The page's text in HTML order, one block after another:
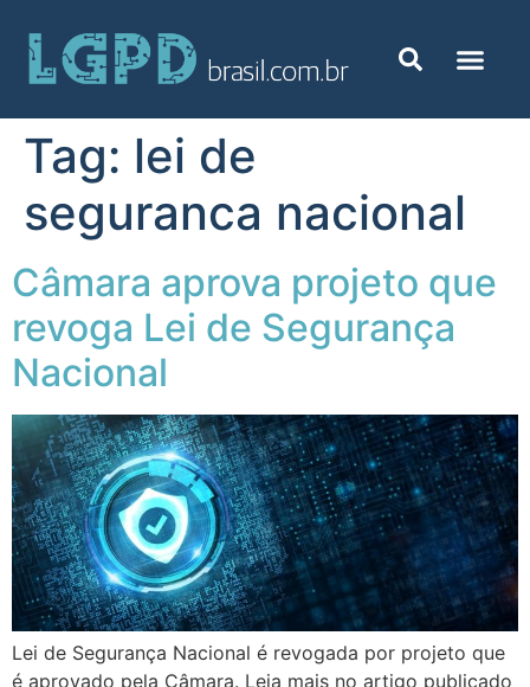
Tag: lei de
seguranca nacional
Câmara aprova projeto que
revoga Lei de Segurança
Nacional
Lei de Segurança Nacional é revogada por projeto que
é aprovado pela Câmara. Leia mais no artigo publicado